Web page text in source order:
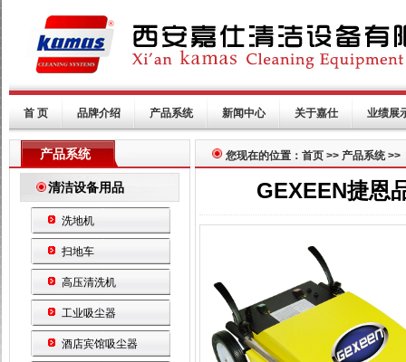
首 页 品牌介绍 产品系统 新闻中心 关于嘉仕 业绩展
产品系统
清洁设备用品
洗地机
扫地车
高压清洗机
工业吸尘器
酒店宾馆吸尘器
您现在的位置：首页 >> 产品系统 >>
GEXEEN捷恩